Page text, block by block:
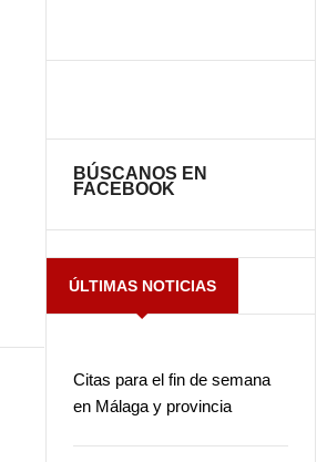
BÚSCANOS EN
FACEBOOK
ÚLTIMAS NOTICIAS
Citas para el fin de semana
en Málaga y provincia